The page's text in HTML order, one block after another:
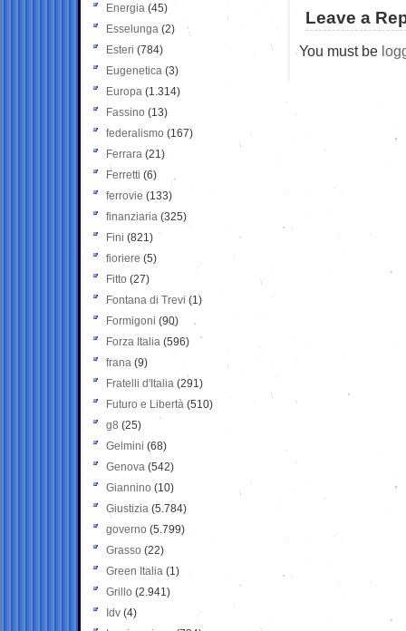
Leave a
You must be
Energia (45)
Esselunga (2)
Esteri (784)
Eugenetica (3)
Europa (1.314)
Fassino (13)
federalismo (167)
Ferrara (21)
Ferretti (6)
ferrovie (133)
finanziaria (325)
Fini (821)
fioriere (5)
Fitto (27)
Fontana di Trevi (1)
Formigoni (90)
Forza Italia (596)
frana (9)
Fratelli d'Italia (291)
Futuro e Libertà (510)
g8 (25)
Gelmini (68)
Genova (542)
Giannino (10)
Giustizia (5.784)
governo (5.799)
Grasso (22)
Green Italia (1)
Grillo (2.941)
Idv (4)